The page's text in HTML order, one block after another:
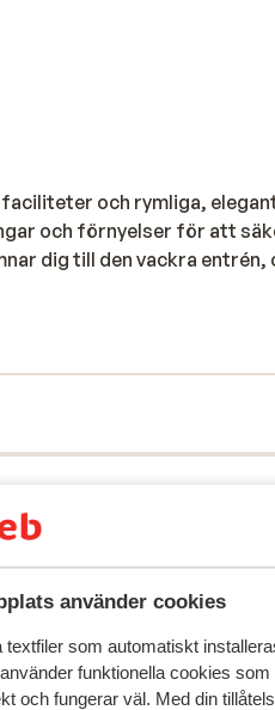
använder cookies
textfiler som automatiskt
funktionella cookies
och fungerar väl. Med din
och rymliga,
och förnyelser för att
dig till den vackra entrén,
poolen, som också har en
finns en sektion där du kan
av Playa de las
Tigotan är ett
dess